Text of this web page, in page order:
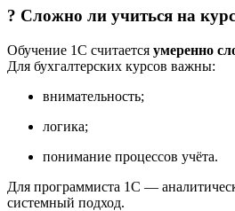
? Сложно ли учиться на
Обучение 1С считается умеренно
Для бухгалтерских курсов важны:
внимательность;
логика;
понимание процессов учёта.
Для программиста 1С —
системный подход.